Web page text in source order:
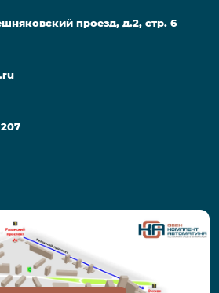
проезд, д.2, стр. 6